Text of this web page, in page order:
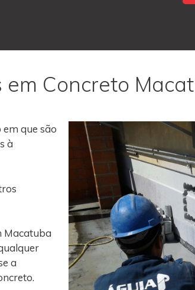
em Concreto
que são
à
Macatuba
a